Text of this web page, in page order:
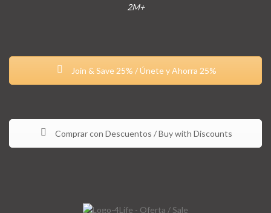
2M+
Join & Save 25% / Únete y Ahorra 25%
Comprar con Descuentos / Buy with Discounts